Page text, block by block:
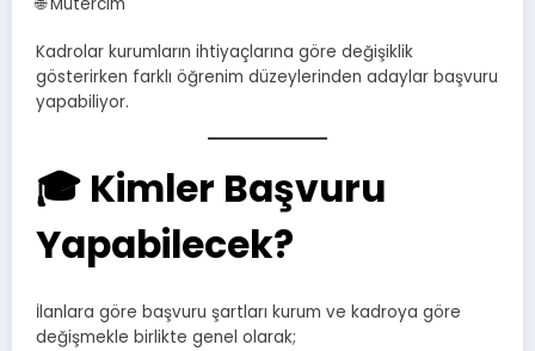
Kadrolar kurumların ihtiyaçlarına göre değişiklik
gösterirken farklı öğrenim düzeylerinden adaylar başvuru
yapabiliyor.
🎓 Kimler Başvuru
Yapabilecek?
İlanlara göre başvuru şartları kurum ve kadroya göre
değişmekle birlikte genel olarak;